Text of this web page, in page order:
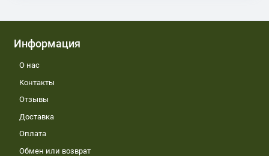
Информация
О нас
Контакты
Отзывы
Доставка
Оплата
Обмен или возврат